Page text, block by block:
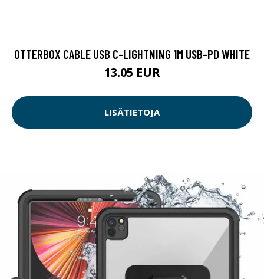
OTTERBOX CABLE USB C-LIGHTNING 1M USB-PD WHITE
13.05 EUR
LISÄTIETOJA